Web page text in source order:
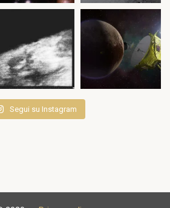
Segui su Instagram